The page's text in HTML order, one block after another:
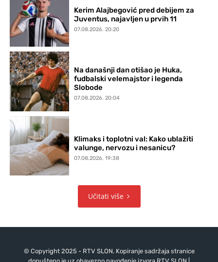
Kerim Alajbegović pred debijem za
Juventus, najavljen u prvih 11
07.08.2026. 20:20
Na današnji dan otišao je Huka,
fudbalski velemajstor i legenda
Slobode
07.08.2026. 20:04
Klimaks i toplotni val: Kako ublažiti
valunge, nervozu i nesanicu?
07.08.2026. 19:38
Učitati više
© Copyright 2025 - RTV SLON. Kopiranje sadržaja stranice